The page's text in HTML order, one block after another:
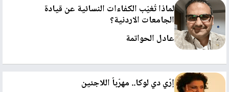
لماذا تُغيّب الكفاءات النسائية عن قيادة
الجامعات الاردنية؟
عادل الحواتمة
إرّي دي لوكا.. مهرّباً اللاجئين